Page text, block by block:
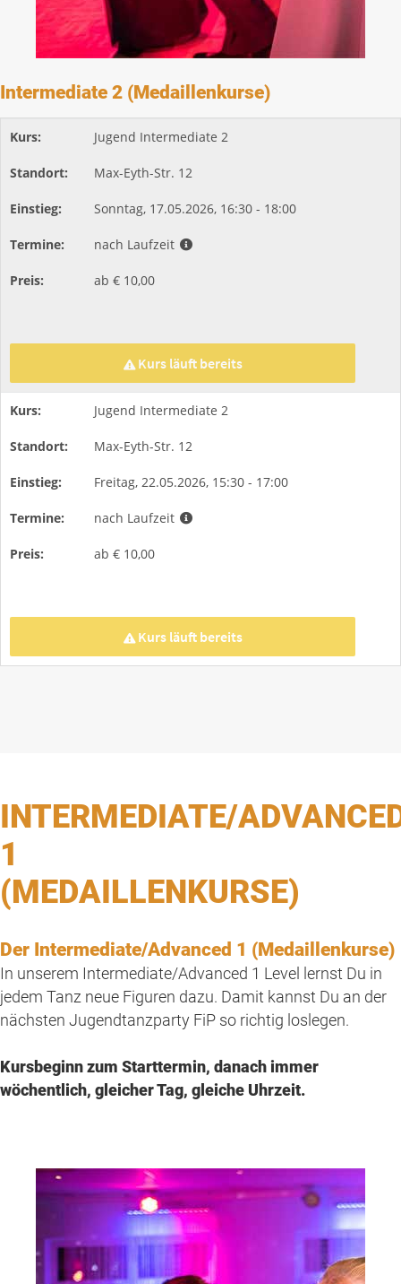
Intermediate 2 (Medaillenkurse)
INTERMEDIATE/
1
(MEDAILLENKURSE)
Der Intermediate/Advanced 1 (Medaillenkurse)
In unserem Intermediate/Advanced 1 Level lernst Du in
jedem Tanz neue Figuren dazu. Damit kannst Du an der
nächsten Jugendtanzparty FiP so richtig loslegen.
Kursbeginn zum Starttermin, danach immer
wöchentlich, gleicher Tag, gleiche Uhrzeit.